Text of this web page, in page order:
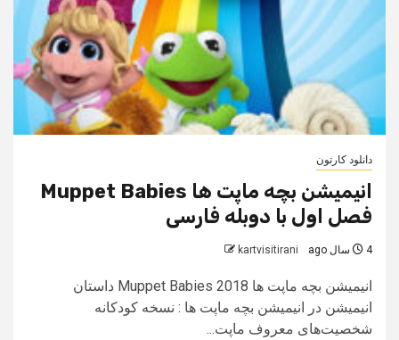
دانلود کارتون
انیمیشن بچه ماپت‌ ها Muppet Babies
فصل اول با دوبله فارسی
4 سال ago kartvisitirani
انیمیشن بچه ماپت‌ ها Muppet Babies 2018 داستان
انیمیشن در انیمیشن بچه ماپت‌ ها : نسخه کودکانه
شخصیت‌های معروف ماپت...